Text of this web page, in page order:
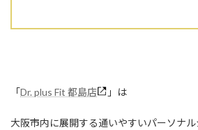
「Dr. plus Fit 都島店 」は
大阪市内に展開する通いやすいパーソナル